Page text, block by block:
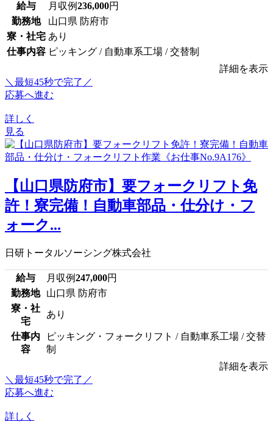
給与 月収例236,000円
勤務地
山口県 防府市
寮・社宅 あり
仕事内容 ピッキング / 自動車系工場 / 交替制
詳細を表示
＼最短45秒で完了／
応募へ進む
詳しく
見る
【山口県防府市】要フォークリフト免
許！寮完備！自動車部品・仕分け・フ
ォーク...
日研トータルソーシング株式会社
給与 月収例247,000円
勤務地
山口県 防府市
寮・社
宅
あり
仕事内
容
ピッキング・フォークリフト / 自動車系工場 / 交替
制
詳細を表示
＼最短45秒で完了／
応募へ進む
詳しく